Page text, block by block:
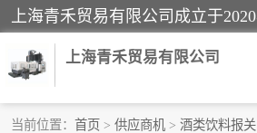
上海青禾贸易有限公司
当前位置： 首页 > 供应商机 > 酒类饮料报关